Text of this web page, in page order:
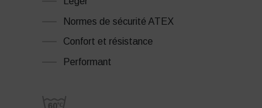
Normes de sécurité ATEX
Confort et résistance
Performant